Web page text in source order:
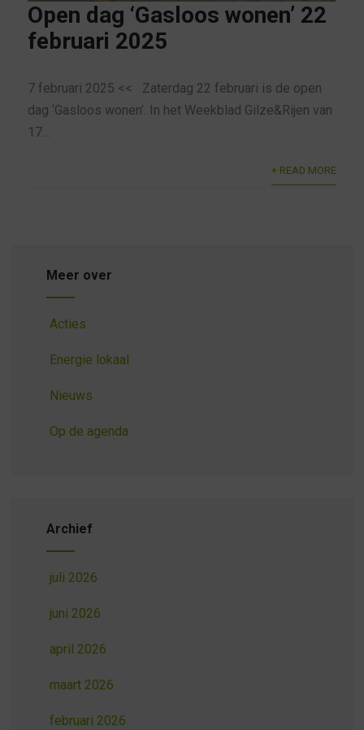
Open dag ‘Gasloos wonen’ 22
februari 2025
7 februari 2025 << Zaterdag 22 februari is de open
dag ‘Gasloos wonen’. In het Weekblad Gilze&Rijen van
17...
+ READ MORE
Meer over
Acties
Energie lokaal
Nieuws
Op de agenda
Archief
juli 2026
juni 2026
april 2026
maart 2026
februari 2026